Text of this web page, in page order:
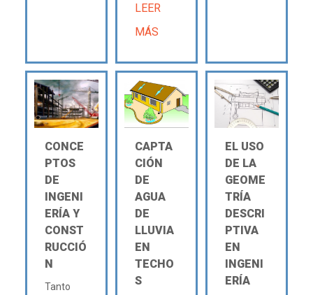
LEER
MÁS
CONCE
PTOS
DE
INGENI
ERÍA Y
CONST
RUCCIÓ
N
Tanto
CAPTA
CIÓN
DE
AGUA
DE
LLUVIA
EN
TECHO
S
EL USO
DE LA
GEOME
TRÍA
DESCRI
PTIVA
EN
INGENI
ERÍA